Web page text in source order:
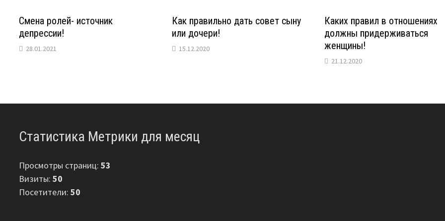
Смена ролей- источник
депрессии!
28.01.2021
Как правильно дать совет сыну
или дочери!
15.12.2020
Каких правил в отношениях
должны придерживаться
женщины!
21.12.2020
Статистика Метрики для месяц
Просмотры страниц:53
Визиты:50
Посетители:50